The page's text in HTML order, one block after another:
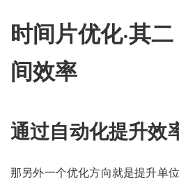
时间片优化·其
间效率
通过自动化提升效
那另外一个优化方向就是提升单